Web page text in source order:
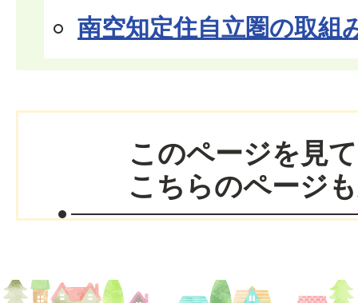
南空知定住自立圏の取組
このページを見
こちらのページ